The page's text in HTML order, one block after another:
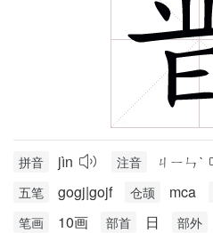
拼音 jìn 注音 ㄐㄧㄣˋ
五笔 gogj|gojf 仓颉 mca
笔画 10画 部首 日 部外